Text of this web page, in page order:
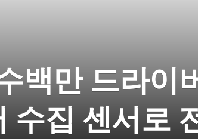
백만 드라이
수집 센서로